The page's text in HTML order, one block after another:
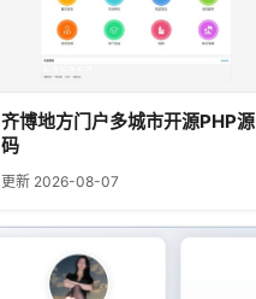
齐博地方门户多城市开源PHP源
码
更新 2026-08-07